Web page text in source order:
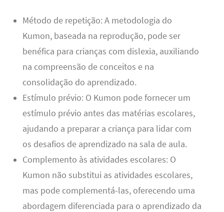
Método de repetição: A metodologia do
Kumon, baseada na reprodução, pode ser
benéfica para crianças com dislexia, auxiliando
na compreensão de conceitos e na
consolidação do aprendizado.
Estímulo prévio: O Kumon pode fornecer um
estímulo prévio antes das matérias escolares,
ajudando a preparar a criança para lidar com
os desafios de aprendizado na sala de aula.
Complemento às atividades escolares: O
Kumon não substitui as atividades escolares,
mas pode complementá-las, oferecendo uma
abordagem diferenciada para o aprendizado da